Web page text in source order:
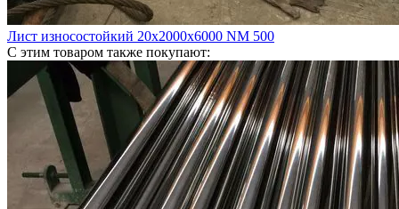
Лист износостойкий 20х2000х6000 NM 500
С этим товаром также покупают: